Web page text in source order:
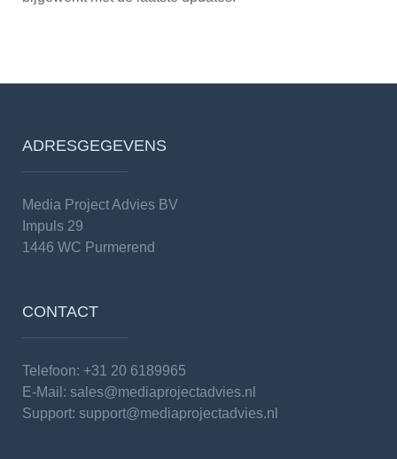
ADRESGEGEVENS
Media Project Advies BV
Impuls 29
1446 WC Purmerend
CONTACT
Telefoon: +31 20 6189965
E-Mail: sales@mediaprojectadvies.nl
Support: support@mediaprojectadvies.nl